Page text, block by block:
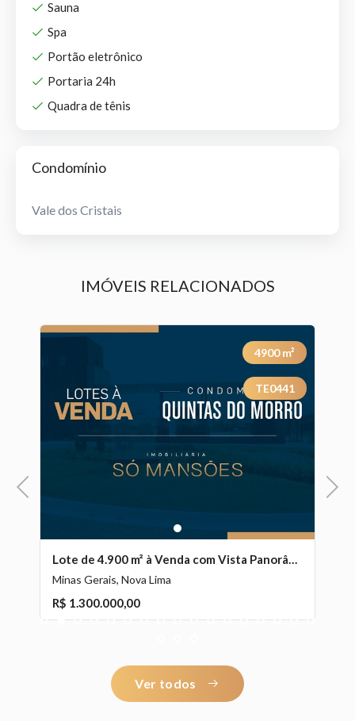
Sauna
Spa
Portão eletrônico
Portaria 24h
Quadra de tênis
Condomínio
Vale dos Cristais
IMÓVEIS RELACIONADOS
Previous
1
4900m²
TE0441
Lote de 4.900 m² à Venda com Vista Panorâmica no Quintas do Morro, Nova Lima - MG
Minas Gerais, Nova Lima
R$ 1.300.000,00
Next
Ver todos